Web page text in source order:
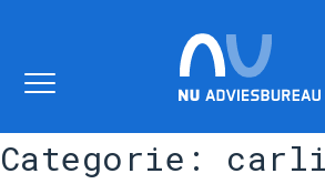
home
Categorie: